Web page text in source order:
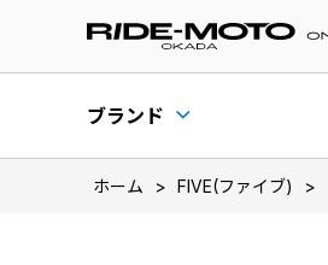
ブランド
ホーム > FIVE(ファイブ) >